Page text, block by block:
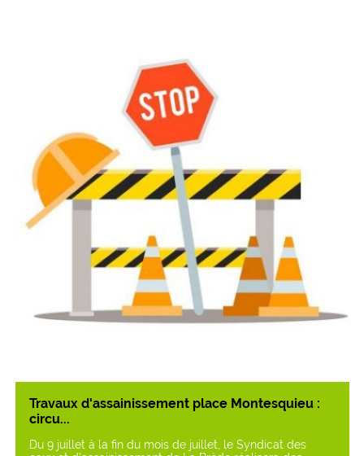
Travaux d'assainissement place Montesquieu :
circu...
Du 9 juillet à la fin du mois de juillet, le Syndicat des